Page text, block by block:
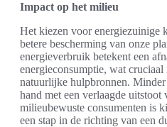
Impact op het milieu
Het kiezen voor energiezuinige
betere bescherming van onze
energieverbruik betekent een
energieconsumptie, wat
natuurlijke hulpbronnen.
hand met een verlaagde uitstoot
milieubewuste consumenten is
een stap in de richting van een